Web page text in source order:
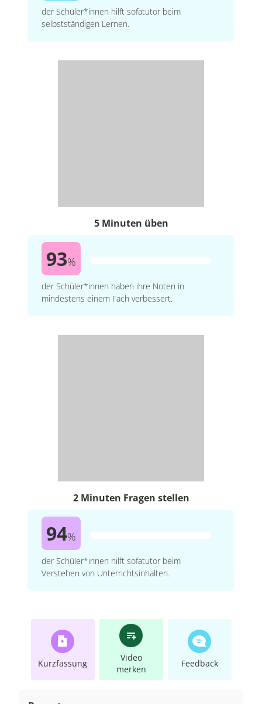
der Schüler*innen hilft sofatutor beim
selbstständigen Lernen.
5 Minuten üben
93%
der Schüler*innen haben ihre Noten in
mindestens einem Fach verbessert.
2 Minuten Fragen stellen
94%
der Schüler*innen hilft sofatutor beim
Verstehen von Unterrichtsinhalten.
Kurzfassung
Video
merken
Feedback